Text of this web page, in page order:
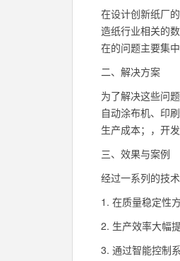
在设计创新纸厂
造纸行业相关的
在的问题主要集
二、解决方案
为了解决这些问
自动涂布机、印
生产成本；，开
三、效果与案例
经过一系列的技
1. 在质量稳定性
2. 生产效率大幅
3. 通过智能控制